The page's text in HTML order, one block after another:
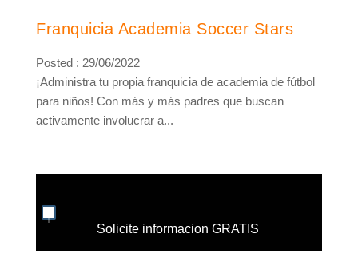
Franquicia Academia Soccer Stars
Posted : 29/06/2022
¡Administra tu propia franquicia de academia de fútbol
para niños! Con más y más padres que buscan
activamente involucrar a...
Solicite informacion GRATIS